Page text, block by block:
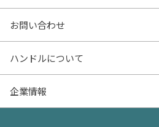
特集から探す
価格更新した物件
物件一覧
AI査定
売却サービス
お役立ち記事（売却）
- マンションの基礎知識
- マンション売却
- お金のこと
よくあるご質問
お問い合わせ
物件購入のご相談
住み替えのご相談
ハンドルについて
ハンドルとは
企業情報